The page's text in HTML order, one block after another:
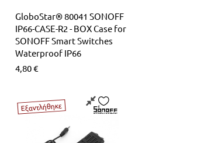
GloboStar® 80041 SONOFF
IP66-CASE-R2 - BOX Case for
SONOFF Smart Switches
Waterproof IP66
4,80€
Εξαντλήθηκε